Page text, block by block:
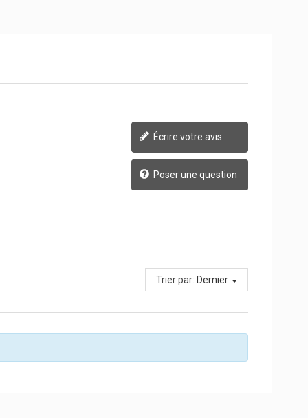
Écrire votre avis
Poser une question
Trier par: Dernier